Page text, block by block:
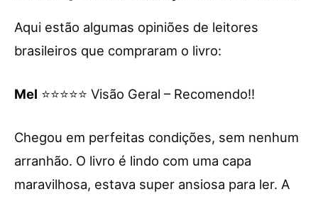
Aqui estão algumas opiniões de leitores
brasileiros que compraram o livro:
Mel ⭐⭐⭐⭐⭐ Visão Geral – Recomendo!!
Chegou em perfeitas condições, sem nenhum
arranhão. O livro é lindo com uma capa
maravilhosa, estava super ansiosa para ler. A